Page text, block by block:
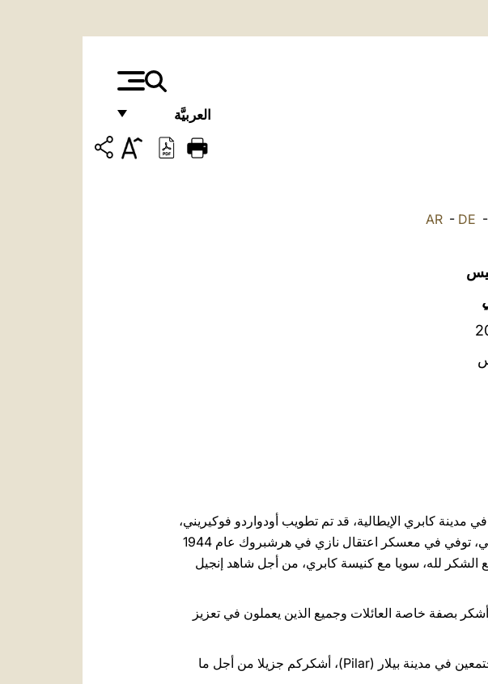
العربيَّة
FRANÇAIS
AR- DE -
مدينة كابري الإيطالية، قد تم تطويب أودواردو فوكيريني،
زوج وأب لسبعة أولاد وصحفي. وقد ألقي القبض عليه وسجن بسبب إيمانه الكاثوليكي، توفي في معسكر اعتقال نازي في هرشبروك عام 1944
لنرفع الشكر لله، سويا مع كنيسة كابري، من أجل شاهد إنجيل
بصفة خاصة العائلات وجميع الذين يعملون في تعزيز
واحيي بمودة الـ 150 عضو في جمعية " الحوامل" (Grávida) – من الأرجنتين، والمجتمعين في مدينة بيلار (Pilar)، أشكركم جزيلا من أجل ما